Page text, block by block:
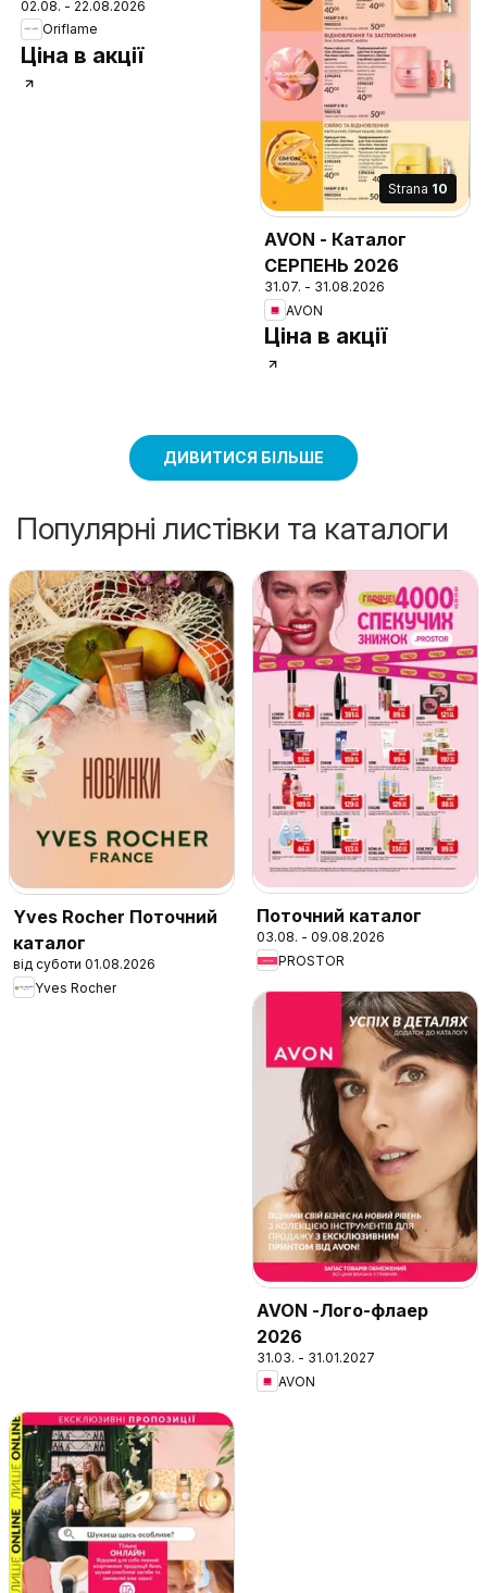
Strana 10
AVON - Каталог
СЕРПЕНЬ 2026
31.07. - 31.08.2026
AVON
Ціна в акції
ДИВИТИСЯ БІЛЬШЕ
Популярні листівки та каталоги
Yves Rocher Поточний
каталог
від суботи 01.08.2026
Yves Rocher
Поточний каталог
03.08. - 09.08.2026
PROSTOR
AVON -Лого-флаер
2026
31.03. - 31.01.2027
AVON